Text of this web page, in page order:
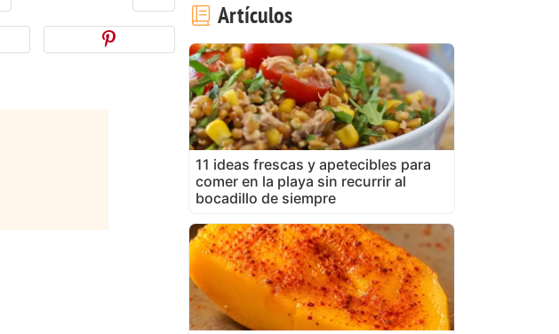
Artículos
11 ideas frescas y apetecibles para
comer en la playa sin recurrir al
bocadillo de siempre